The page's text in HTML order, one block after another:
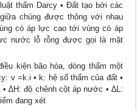
thấm Darcy • Đất tạo bởi các
chúng được thông với nhau
có áp lực cao tới vùng có áp
nước lỗ rỗng được gọi là mặt
kiện bão hòa, dòng thấm một
v =k.i • k: hệ số thấm của đất •
∆H: độ chênh cột áp nước • ∆L:
đang xét